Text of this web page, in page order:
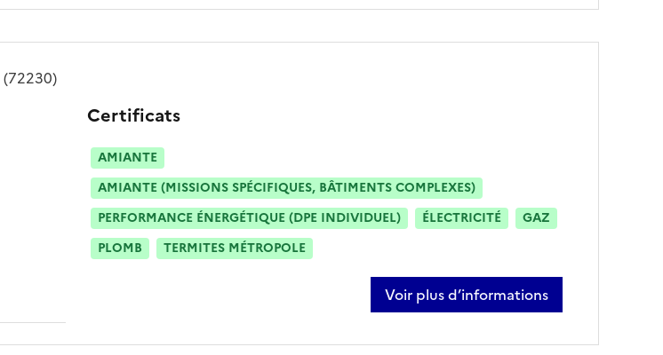
(72230)
Certificats
AMIANTE
AMIANTE (MISSIONS SPÉCIFIQUES, BÂTIMENTS COMPLEXES)
PERFORMANCE ÉNERGÉTIQUE (DPE INDIVIDUEL)
ÉLECTRICITÉ
GAZ
PLOMB
TERMITES MÉTROPOLE
Voir plus d’informations
sur wendie trolley